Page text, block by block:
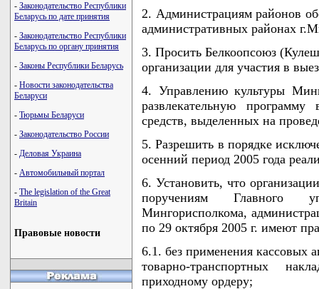
- Законодательство Республики
Беларусь по дате принятия
- Законодательство Республики
Беларусь по органу принятия
- Законы Республики Беларусь
- Новости законодательства
Беларуси
- Тюрьмы Беларуси
- Законодательство России
- Деловая Украина
- Автомобильный портал
- The legislation of the Great
Britain
Правовые новости
2. Администрациям районов
административных районах
3. Просить Белкоопсоюз
организации для участия в
4. Управлению культуры
развлекательную
средств, выделенных на
5. Разрешить в порядке
осенний период 2005 года
6. Установить, что
поручениям Главного
Мингорисполкома,
по 29 октября 2005 г. имеют
6.1. без применения кассовых
товарно-транспортных
приходному ордеру;